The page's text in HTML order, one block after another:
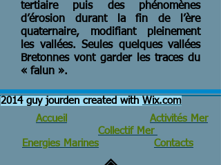
tertiaire puis des phénomènes
d’érosion durant la fin de l’ère
quaternaire, modifiant pleinement
les vallées. Seules quelques vallées
Bretonnes vont garder les traces du
« falun ».
2014 guy jourden created with Wix.com
Accueil
Activités Mer
Collectif Mer
Energies Marines
Contacts